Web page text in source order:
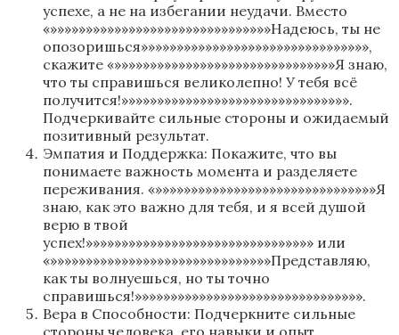
успехе, а не на избегании неудачи. Вместо
«»»»»»»»»»»»»»»»»»»»»»»»»»»»»»»»Надеюсь, ты не
опозоришься»»»»»»»»»»»»»»»»»»»»»»»»»»»»»»»»,
скажите «»»»»»»»»»»»»»»»»»»»»»»»»»»»»»»»Я знаю,
что ты справишься великолепно! У тебя всё
получится!»»»»»»»»»»»»»»»»»»»»»»»»»»»»»»»».
Подчеркивайте сильные стороны и ожидаемый
позитивный результат.
Эмпатия и Поддержка: Покажите, что вы
понимаете важность момента и разделяете
переживания. «»»»»»»»»»»»»»»»»»»»»»»»»»»»»»»»Я
знаю, как это важно для тебя, и я всей душой
верю в твой
успех!»»»»»»»»»»»»»»»»»»»»»»»»»»»»»»»» или
«»»»»»»»»»»»»»»»»»»»»»»»»»»»»»»»Представляю,
как ты волнуешься, но ты точно
справишься!»»»»»»»»»»»»»»»»»»»»»»»»»»»»»»»».
Вера в Способности: Подчеркните сильные